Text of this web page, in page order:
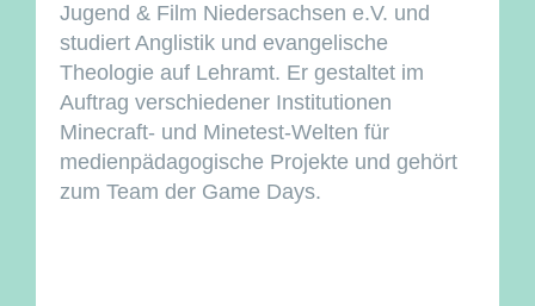
Jugend & Film Niedersachsen e.V. und
studiert Anglistik und evangelische
Theologie auf Lehramt. Er gestaltet im
Auftrag verschiedener Institutionen
Minecraft- und Minetest-Welten für
medienpädagogische Projekte und gehört
zum Team der Game Days.